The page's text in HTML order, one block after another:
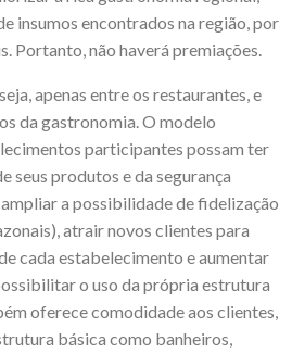
insumos encontrados na região, por
Portanto, não haverá premiações.
apenas entre os restaurantes, e
da gastronomia. O modelo
participantes possam ter
seus produtos e da segurança
a possibilidade de fidelização
atrair novos clientes para
cada estabelecimento e aumentar
o uso da própria estrutura
oferece comodidade aos clientes,
básica como banheiros,